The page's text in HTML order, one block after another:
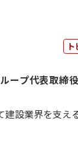
ループ代表取
建設業界を支え